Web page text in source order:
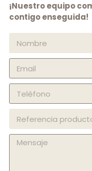
¡Nuestro equipo
contigo enseguida!